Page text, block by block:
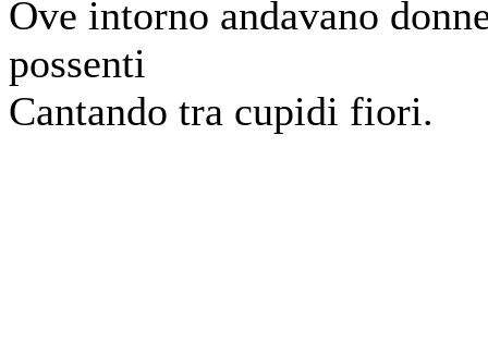
Ove intorno andavano
possenti
Cantando tra cupidi fiori.